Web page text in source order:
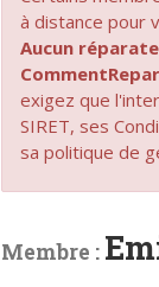
à distance pour
Aucun
exigez que
SIRET, ses
sa politique de
Membre :